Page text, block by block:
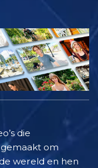
die
om
wereld en hen